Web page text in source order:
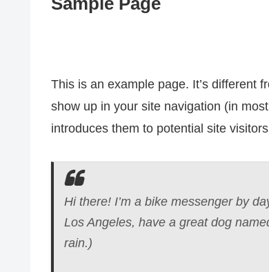
This is an example page. It’s different
show up in your site navigation (in
introduces them to potential site
Hi there! I’m a bike messenger by
Los Angeles, have a great dog
rain.)